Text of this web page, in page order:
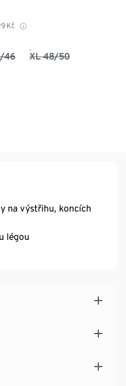
Kč
46 XL 48/50
na výstřihu, koncích
légou